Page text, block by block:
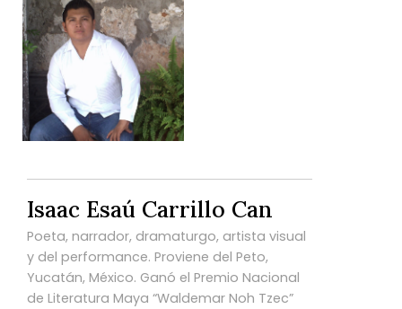
Isaac Esaú Carrillo Can
Poeta, narrador, dramaturgo, artista visual
y del performance. Proviene del Peto,
Yucatán, México. Ganó el Premio Nacional
de Literatura Maya “Waldemar Noh Tzec”